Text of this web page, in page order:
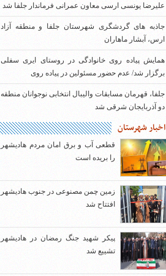
علیرضا یونسی ارسی معاون عمرانی فرماندار جلفا شد
جاذبه های گردشگری شهرستان جلفا و منطقه آزاد
ارس، آبشار ماهاران
همایش پیاده روی خانوادگی در روستای ایری سفلی
برگزار شد/ عدم حضور مسئولین در پیاده روی
جلفا، قهرمان مسابقات والیبال انتخابی نوجوانان منطقه
دو آذربایجان شرقی شد
اخبار شهرستان
قطعی آب و برق امان مردم هادیشهر
را بریده است
زمین چمن مصنوعی در جنوب هادیشهر
افتتاح شد
پیکر شهید جنگ رمضان در هادیشهر
تشییع شد